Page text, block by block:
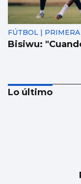
FÚTBOL |
Bisiwu:
Lo último